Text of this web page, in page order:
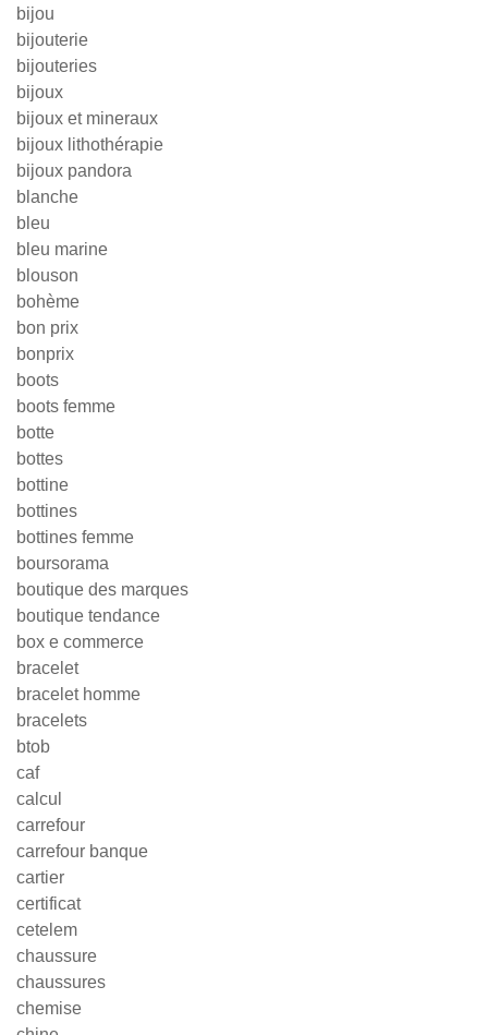
bijou
bijouterie
bijouteries
bijoux
bijoux et mineraux
bijoux lithothérapie
bijoux pandora
blanche
bleu
bleu marine
blouson
bohème
bon prix
bonprix
boots
boots femme
botte
bottes
bottine
bottines
bottines femme
boursorama
boutique des marques
boutique tendance
box e commerce
bracelet
bracelet homme
bracelets
btob
caf
calcul
carrefour
carrefour banque
cartier
certificat
cetelem
chaussure
chaussures
chemise